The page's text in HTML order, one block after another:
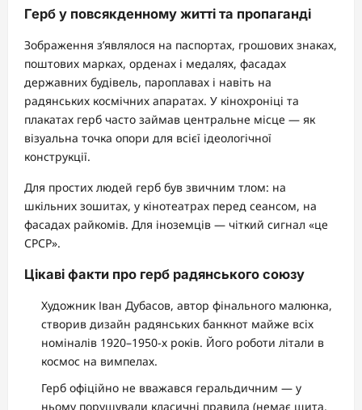
Герб у повсякденному житті та пропаганді
Зображення з’являлося на паспортах, грошових знаках,
поштових марках, орденах і медалях, фасадах
державних будівель, пароплавах і навіть на
радянських космічних апаратах. У кінохроніці та
плакатах герб часто займав центральне місце — як
візуальна точка опори для всієї ідеологічної
конструкції.
Для простих людей герб був звичним тлом: на
шкільних зошитах, у кінотеатрах перед сеансом, на
фасадах райкомів. Для іноземців — чіткий сигнал «це
СРСР».
Цікаві факти про герб радянського союзу
Художник Іван Дубасов, автор фінального малюнка,
створив дизайн радянських банкнот майже всіх
номіналів 1920–1950-х років. Його роботи літали в
космос на вимпелах.
Герб офіційно не вважався геральдичним — у
ньому порушували класичні правила (немає щита,